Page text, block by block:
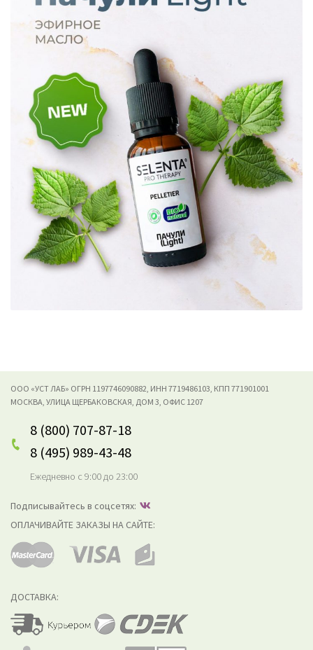
ООО «УСТ ЛАБ» ОГРН 1197746090882, ИНН 7719486103, КПП 771901001
МОСКВА, УЛИЦА ЩЕРБАКОВСКАЯ, ДОМ 3, ОФИС 1207
8 (800) 707-87-18
8 (495) 989-43-48
Ежедневно с 9:00 до 23:00
Подписывайтесь в соцсетях:
ОПЛАЧИВАЙТЕ ЗАКАЗЫ НА САЙТЕ:
ДОСТАВКА: